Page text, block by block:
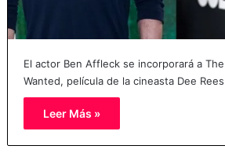
El actor Ben Affleck se incorporará a
Wanted, película de la cineasta Dee
Leer Más »